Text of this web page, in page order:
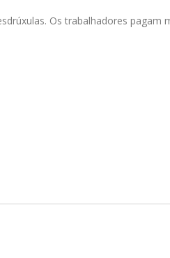
Os trabalhadores pagam